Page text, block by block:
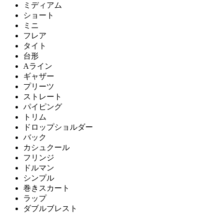
ミディアム
ショート
ミニ
フレア
タイト
台形
Aライン
ギャザー
プリーツ
ストレート
パイピング
トリム
ドロップショルダー
バック
カシュクール
フリンジ
ドルマン
シンプル
巻きスカート
ラップ
ダブルブレスト